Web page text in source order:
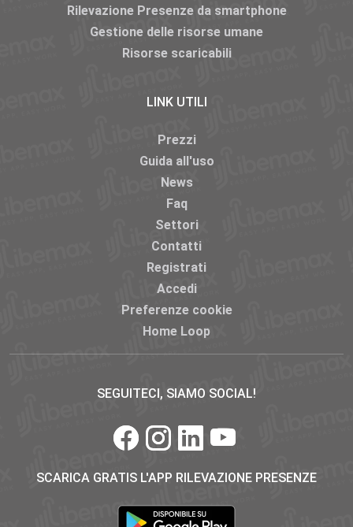
Rilevazione Presenze da smartphone
Gestione delle risorse umane
Risorse scaricabili
LINK UTILI
Prezzi
Guida all'uso
News
Faq
Settori
Contatti
Registrati
Accedi
Preferenze cookie
Home Loop
SEGUITECI, SIAMO SOCIAL!
SCARICA GRATIS L'APP RILEVAZIONE PRESENZE